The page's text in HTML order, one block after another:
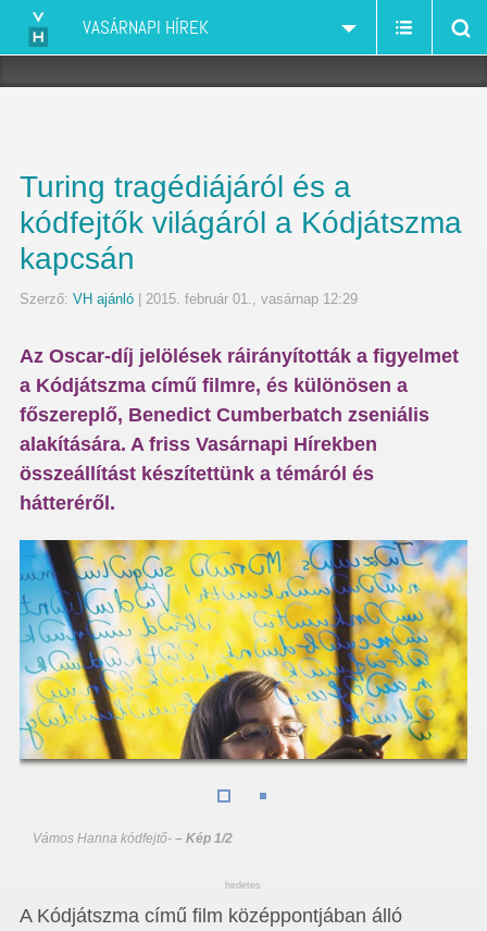
VASÁRNAPI HÍREK
Turing tragédiájáról és a
kódfejtők világáról a Kódjátszma
kapcsán
Szerző: VH ajánló | 2015. február 01., vasárnap 12:29
Az Oscar-díj jelölések ráirányították a figyelmet
a Kódjátszma című filmre, és különösen a
főszereplő, Benedict Cumberbatch zseniális
alakítására. A friss Vasárnapi Hírekben
összeállítást készítettünk a témáról és
hátteréről.
Vámos Hanna kódfejtő-– Kép 1/2
hirdetes
A Kódjátszma című film középpontjában álló